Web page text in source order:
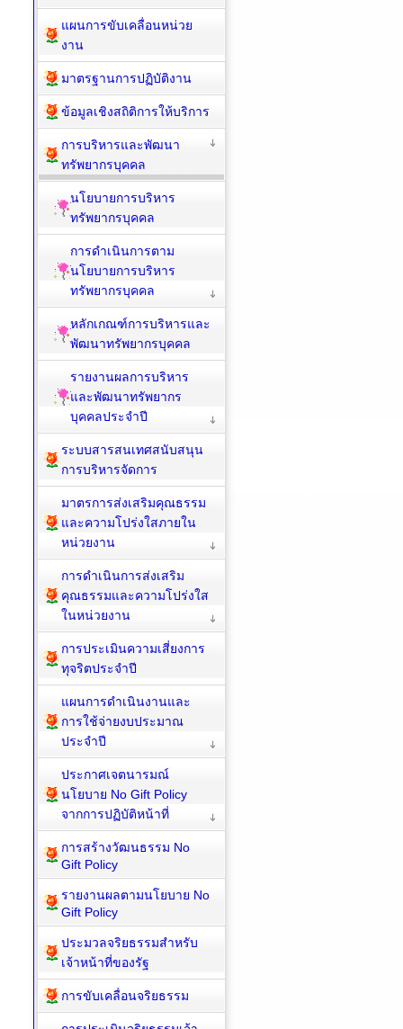
แผนการขับเคลื่อนหน่วย
งาน
มาตรฐานการปฏิบัติงาน
ข้อมูลเชิงสถิติการให้บริการ
การบริหารและพัฒนา
ทรัพยากรบุคคล
นโยบายการบริหาร
ทรัพยากรบุคคล
การดำเนินการตาม
นโยบายการบริหาร
ทรัพยากรบุคคล
หลักเกณฑ์การบริหารและ
พัฒนาทรัพยากรบุคคล
รายงานผลการบริหาร
และพัฒนาทรัพยากร
บุคคลประจำปี
ระบบสารสนเทศสนับสนุน
การบริหารจัดการ
มาตรการส่งเสริมคุณธรรม
และความโปร่งใสภายใน
หน่วยงาน
การดำเนินการส่งเสริม
คุณธรรมและความโปร่งใส
ในหน่วยงาน
การประเมินความเสี่ยงการ
ทุจริตประจำปี
แผนการดำเนินงานและ
การใช้จ่ายงบประมาณ
ประจำปี
ประกาศเจตนารมณ์
นโยบาย No Gift Policy
จากการปฏิบัติหน้าที่
การสร้างวัฒนธรรม No
Gift Policy
รายงานผลตามนโยบาย No
Gift Policy
ประมวลจริยธรรมสำหรับ
เจ้าหน้าที่ของรัฐ
การขับเคลื่อนจริยธรรม